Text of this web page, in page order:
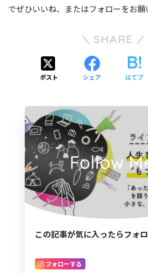
でぜひいいね、またはフォローをお願
SHARE
ポスト シェア はてブ
Follow
この記事が気に入ったらフォ
フォローする